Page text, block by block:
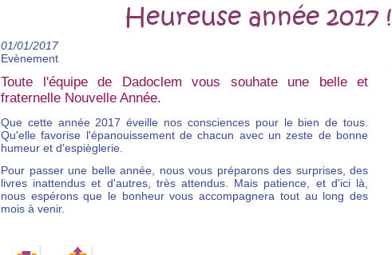
Heureuse année 2017 !
01/01/2017
Evènement
Toute l'équipe de Dadoclem vous souhate une belle et
fraternelle Nouvelle Année.
Que cette année 2017 éveille nos consciences pour le bien de tous.
Qu'elle favorise l'épanouissement de chacun avec un zeste de bonne
humeur et d'espièglerie.
Pour passer une belle année, nous vous préparons des surprises, des
livres inattendus et d'autres, très attendus. Mais patience, et d'ici là,
nous espérons que le bonheur vous accompagnera tout au long des
mois à venir.